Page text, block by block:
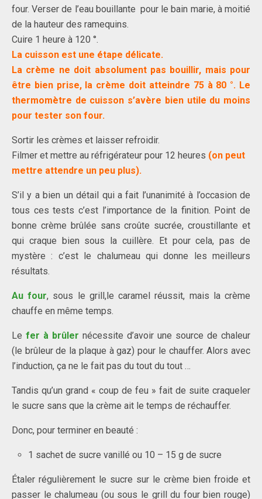
four. Verser de l’eau bouillante pour le bain marie, à moitié
de la hauteur des ramequins.
Cuire 1 heure à 120 °.
La cuisson est une étape délicate.
La crème ne doit absolument pas bouillir, mais pour
être bien prise, la crème doit atteindre 75 à 80 °. Le
thermomètre de cuisson s’avère bien utile du moins
pour tester son four.
Sortir les crèmes et laisser refroidir.
Filmer et mettre au réfrigérateur pour 12 heures (on peut
mettre attendre un peu plus).
S’il y a bien un détail qui a fait l’unanimité à l’occasion de
tous ces tests c’est l’importance de la finition. Point de
bonne crème brûlée sans croûte sucrée, croustillante et
qui craque bien sous la cuillère. Et pour cela, pas de
mystère : c’est le chalumeau qui donne les meilleurs
résultats.
Au four, sous le grill,le caramel réussit, mais la crème
chauffe en même temps.
Le fer à brûler nécessite d’avoir une source de chaleur
(le brûleur de la plaque à gaz) pour le chauffer. Alors avec
l’induction, ça ne le fait pas du tout du tout …
Tandis qu’un grand « coup de feu » fait de suite craqueler
le sucre sans que la crème ait le temps de réchauffer.
Donc, pour terminer en beauté :
1 sachet de sucre vanillé ou 10 – 15 g de sucre
Étaler régulièrement le sucre sur le crème bien froide et
passer le chalumeau (ou sous le grill du four bien rouge)